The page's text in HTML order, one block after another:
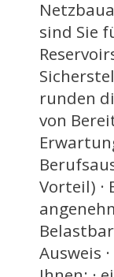
sind Sie
runden
von
Vorteil) ·
Ausweis